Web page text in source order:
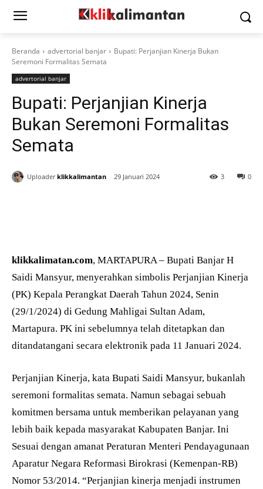
Beranda advertorial banjar
Bupati: Perjanjian Kinerja Bukan
Seremoni Formalitas Semata
advertorial banjar
Bupati: Perjanjian Kinerja
Bukan Seremoni Formalitas
Semata
Uploader klikkalimantan 29 Januari 2024 0
3
klikkalimatan.com, MARTAPURA – Bupati Banjar H
Saidi Mansyur, menyerahkan simbolis Perjanjian Kinerja
(PK) Kepala Perangkat Daerah Tahun 2024, Senin
(29/1/2024) di Gedung Mahligai Sultan Adam,
Martapura. PK ini sebelumnya telah ditetapkan dan
ditandatangani secara elektronik pada 11 Januari 2024.
Perjanjian Kinerja, kata Bupati Saidi Mansyur, bukanlah
seremoni formalitas semata. Namun sebagai sebuah
komitmen bersama untuk memberikan pelayanan yang
lebih baik kepada masyarakat Kabupaten Banjar. Ini
Sesuai dengan amanat Peraturan Menteri Pendayagunaan
Aparatur Negara Reformasi Birokrasi (Kemenpan-RB)
Nomor 53/2014. “Perjanjian kinerja menjadi instrumen